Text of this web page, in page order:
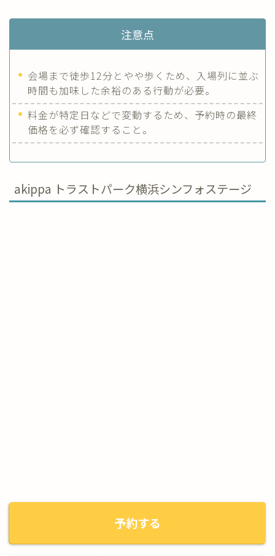
注意点
会場まで徒歩12分とやや歩くため、入場列に並ぶ
時間も加味した余裕のある行動が必要。
料金が特定日などで変動するため、予約時の最終
価格を必ず確認すること。
akippa トラストパーク横浜シンフォステージ
予約する